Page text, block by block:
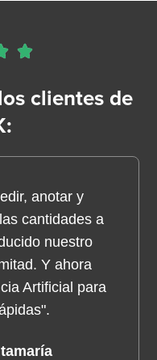

clientes de
anotar y
cantidades a
nuestro
Y ahora
Artificial para